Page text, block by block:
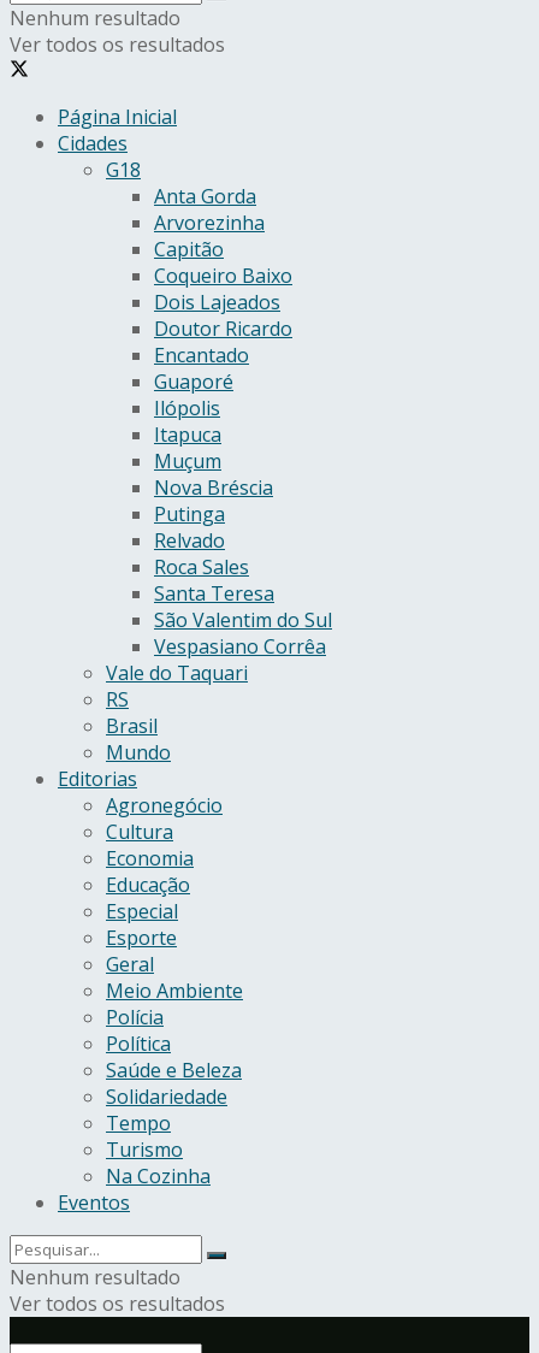
Nenhum resultado
Ver todos os resultados
Página Inicial
Cidades
G18
Anta Gorda
Arvorezinha
Capitão
Coqueiro Baixo
Dois Lajeados
Doutor Ricardo
Encantado
Guaporé
Ilópolis
Itapuca
Muçum
Nova Bréscia
Putinga
Relvado
Roca Sales
Santa Teresa
São Valentim do Sul
Vespasiano Corrêa
Vale do Taquari
RS
Brasil
Mundo
Editorias
Agronegócio
Cultura
Economia
Educação
Especial
Esporte
Geral
Meio Ambiente
Polícia
Política
Saúde e Beleza
Solidariedade
Tempo
Turismo
Na Cozinha
Eventos
Nenhum resultado
Ver todos os resultados